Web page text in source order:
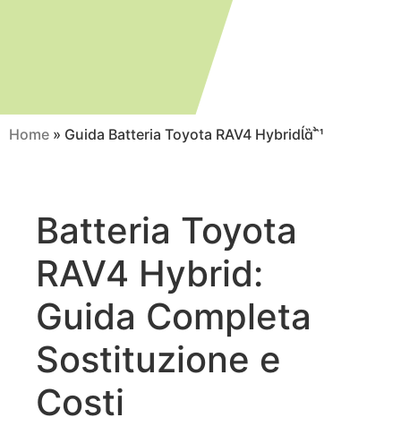
Home » Guida Batteria Toyota RAV4 Hybrid
Batteria Toyota
RAV4 Hybrid:
Guida Completa
Sostituzione e
Costi